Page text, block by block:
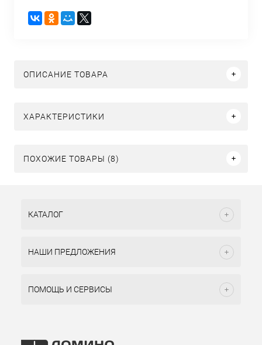
ОПИСАНИЕ ТОВАРА
ХАРАКТЕРИСТИКИ
ПОХОЖИЕ ТОВАРЫ (8)
КАТАЛОГ
НАШИ ПРЕДЛОЖЕНИЯ
ПОМОЩЬ И СЕРВИСЫ